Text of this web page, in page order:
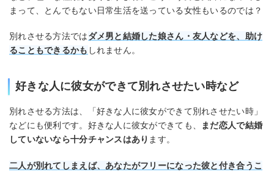
まって、とんでもない日常生活を送っている女性もいるのでは？
別れさせる方法ではダメ男と結婚した娘さん・友人などを、助け
ることもできるかも しれません。
好きな人に彼女ができて別れさせたい時など
別れさせる方法は、「好きな人に彼女ができて別れさせたい時」
などにも便利です。好きな人に彼女ができても、
まだ恋人で結婚
していないなら十分チャンスはあり ます。
二人が別れてしまえば、あなたがフリーになった彼と付き合うこ